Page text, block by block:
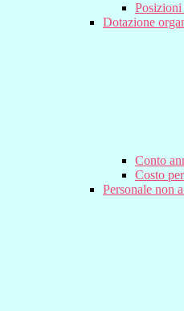
Dotazione
Conto
Costo
Personale non